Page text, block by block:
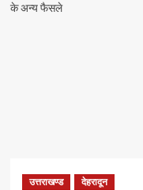
के अन्य फैसले
उत्तराखण्ड देहरादून